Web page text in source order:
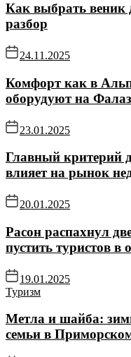
Как выбрать веник
разбор
24.11.2025
Комфорт как в
оборудуют на
23.01.2025
Главный критерий
влияет на рынок
20.01.2025
Расон распахнул
пустить туристов в
19.01.2025
Туризм
Метла и шайба:
семьи в